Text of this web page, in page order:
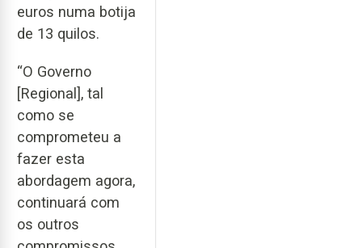
euros numa botija
de 13 quilos.
“O Governo
[Regional], tal
como se
comprometeu a
fazer esta
abordagem agora,
continuará com
os outros